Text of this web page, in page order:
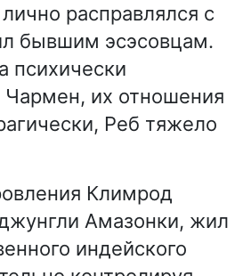
расправлялся с
бывшим эсэсовцам.
психически
Чармен, их отношения
Реб тяжело
Климрод
Амазонки, жил
индейского